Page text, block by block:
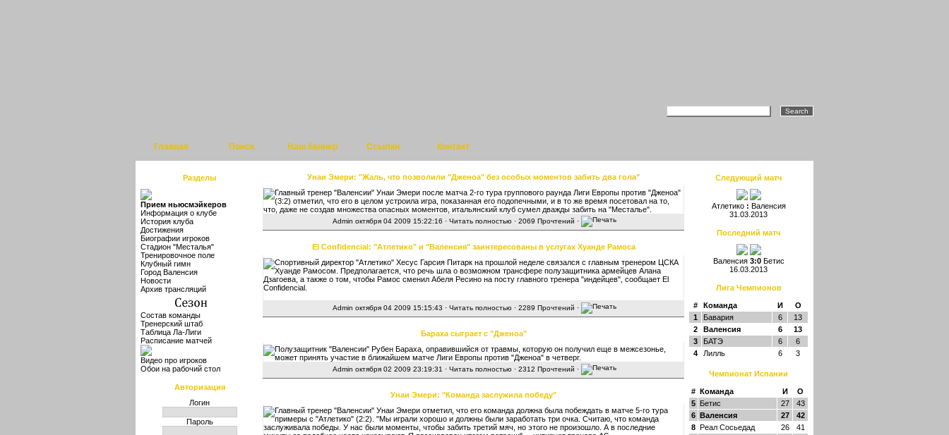
Главная Поиск Наш баннер Ссылки Контакт
Разделы
Прием ньюсмэйкеров
Информация о клубе
История клуба
Достижения
Биографии игроков
Стадион "Месталья"
Тренировочное поле
Клубный гимн
Город Валенсия
Новости
Архив трансляций
Состав команды
Тренерский штаб
Таблица Ла-Лиги
Расписание матчей
Видео про игроков
Обои на рабочий стол
Авторизация
Логин
Пароль
Унаи Эмери: "Жаль, что позволили "Дженоа" без особых моментов забить два гола"
Главный тренер "Валенсии" Унаи Эмери после матча 2-го тура группового раунда Лиги Европы против "Дженоа"
(3:2) отметил, что его в целом устроила игра, показанная его подопечными, и в то же время посетовал на то,
что, даже не создав множества опасных моментов, итальянский клуб сумел дважды забить на "Месталье".
Admin октября 04 2009 15:22:16 · Читать полностью · 2069 Прочтений ·
El Confidenсial: "Атлетико" и "Валенсия" заинтересованы в услугах Хуанде Рамоса
Спортивный директор "Атлетико" Хесус Гарсия Питарк на прошлой неделе связался с главным тренером ЦСКА
Хуанде Рамосом. Предполагается, что речь шла о возможном трансфере полузащитника армейцев Алана
Дзагоева, а также о том, чтобы Рамос сменил Абеля Ресино на посту главного тренера "индейцев", сообщает El
Confidencial.
Admin октября 04 2009 15:15:43 · Читать полностью · 2289 Прочтений ·
Бараха сыграет с "Дженоа"
Полузащитник "Валенсии" Рубен Бараха, оправившийся от травмы, которую он получил еще в межсезонье,
может принять участие в ближайшем матче Лиги Европы против "Дженоа" в четверг.
Admin октября 02 2009 23:19:31 · Читать полностью · 2312 Прочтений ·
Унаи Эмери: "Команда заслужила победу"
Главный тренер "Валенсии" Унаи Эмери отметил, что его команда должна была побеждать в матче 5-го тура
примеры с "Атлетико" (2:2). "Мы играли хорошо и должны были заработать три очка. Считаю, что команда
заслуживала победы. У нас были моменты, чтобы забить третий мяч, но этого не произошло. А в последние
Следующий матч
Атлетико: Валенсия
31.03.2013
Последний матч
Валенсия3:0 Бетис
16.03.2013
Лига Чемпионов
# Команда И
О
1
Бавария 6
13
2
Валенсия 6
13
3
БАТЭ 6
6
4
Лилль 6 3
Чемпионат Испании
# Команда И
О
5 Бетис 27
43
6 Валенсия 27
42
8 Реал Сосьедад 26
41